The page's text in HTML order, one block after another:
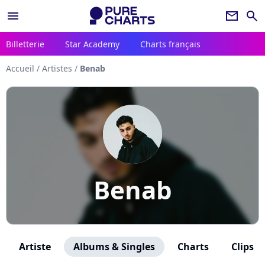
menu newsletter search
Billetterie Star Academy Charts français
Accueil / Artistes / Benab
Benab
Artiste Albums & Singles Charts Clips